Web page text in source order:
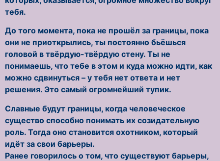
тебя.
До того момента, пока не прошёл за границы, пока
они не приоткрылись, ты постоянно бьёшься
головой в твёрдую-твёрдую стену. Ты не
понимаешь, что тебе в этом и куда можно идти, как
можно сдвинуться – у тебя нет ответа и нет
решения. Это самый огромнейший тупик.
Славные будут границы, когда человеческое
существо способно понимать их созидательную
роль. Тогда оно становится охотником, который
идёт за свои барьеры.
Ранее говорилось о том, что существуют барьеры,